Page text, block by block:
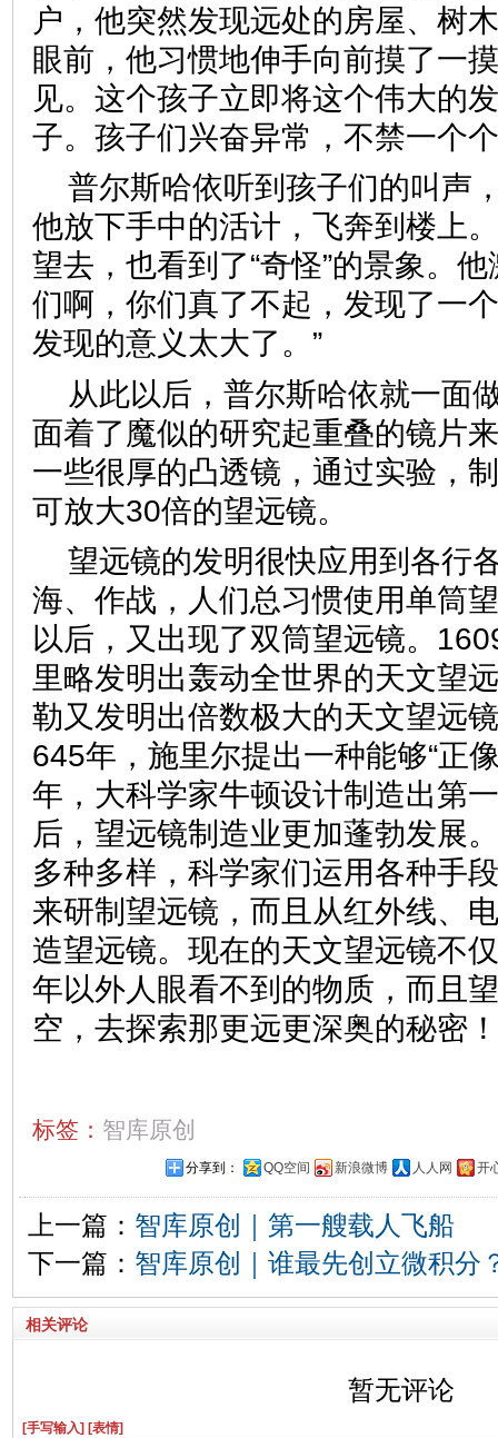
户，他突然发现远处的房屋、树
眼前，他习惯地伸手向前摸了一
见。这个孩子立即将这个伟大的
子。孩子们兴奋异常，不禁一个
普尔斯哈依听到孩子们的叫声
他放下手中的活计，飞奔到楼上
望去，也看到了“奇怪”的景象。
们啊，你们真了不起，发现了一
发现的意义太大了。”
从此以后，普尔斯哈依就一面
面着了魔似的研究起重叠的镜片
一些很厚的凸透镜，通过实验，
可放大30倍的望远镜。
望远镜的发明很快应用到各行
海、作战，人们总习惯使用单筒
以后，又出现了双筒望远镜。
里略发明出轰动全世界的天文望
勒又发明出倍数极大的天文望远
645年，施里尔提出一种能够“正
年，大科学家牛顿设计制造出第
后，望远镜制造业更加蓬勃发展
多种多样，科学家们运用各种手
来研制望远镜，而且从红外线、
造望远镜。现在的天文望远镜不
年以外人眼看不到的物质，而且
空，去探索那更远更深奥的秘密！
标签： 智库原创
分享到： QQ空间 新浪微博 人人网 开
上一篇： 智库原创｜第一艘载人飞船
下一篇： 智库原创｜谁最先创立微积分
相关评论
暂无评论
[手写输入] [表情]